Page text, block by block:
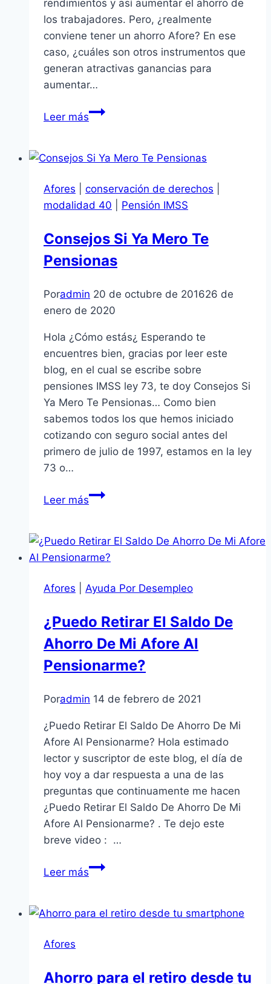
rendimientos y así aumentar el ahorro de
los trabajadores. Pero, ¿realmente
conviene tener un ahorro Afore? En ese
caso, ¿cuáles son otros instrumentos que
generan atractivas ganancias para
aumentar…
Leer másVentajas
del
Afore
Afores conservación de derechos
modalidad 40
Pensión IMSS
Consejos Si Ya Mero Te
Pensionas
Poradmin 20 de octubre de 201626 de
enero de 2020
Hola ¿Cómo estás¿ Esperando te
encuentres bien, gracias por leer este
blog, en el cual se escribe sobre
pensiones IMSS ley 73, te doy Consejos Si
Ya Mero Te Pensionas… Como bien
sabemos todos los que hemos iniciado
cotizando con seguro social antes del
primero de julio de 1997, estamos en la ley
73 o…
Leer másConsejos
Mero
Te
Afores
Ayuda Por Desempleo
¿Puedo Retirar El Saldo De
Ahorro De Mi Afore Al
Pensionarme?
Poradmin 14 de febrero de 2021
¿Puedo Retirar El Saldo De Ahorro De Mi
Afore Al Pensionarme? Hola estimado
lector y suscriptor de este blog, el día de
hoy voy a dar respuesta a una de las
preguntas que continuamente me hacen
¿Puedo Retirar El Saldo De Ahorro De Mi
Afore Al Pensionarme? . Te dejo este
breve video : …
Leer más¿Puedo
Saldo
Mi
Afores
Ahorro para el retiro desde tu